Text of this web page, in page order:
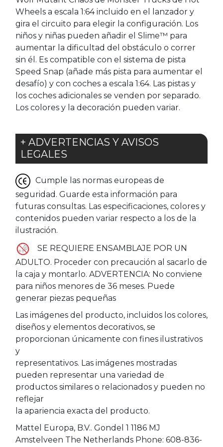
Wheels a escala 1:64 incluido en el lanzador y
gira el circuito para elegir la configuración. Los
niños y niñas pueden añadir el Slime™ para
aumentar la dificultad del obstáculo o correr
sin él. Es compatible con el sistema de pista
Speed Snap (añade más pista para aumentar el
desafío) y con coches a escala 1:64. Las pistas y
los coches adicionales se venden por separado.
Los colores y la decoración pueden variar.
+ ADVERTENCIAS Y AVISOS
LEGALES
Cumple las normas europeas de
seguridad. Guarde esta información para
futuras consultas. Las especificaciones, colores y
contenidos pueden variar respecto a los de la
ilustración.
SE REQUIERE ENSAMBLAJE POR UN
ADULTO. Proceder con precaución al sacarlo de
la caja y montarlo. ADVERTENCIA: No conviene
para niños menores de 36 meses. Puede
generar piezas pequeñas
Las imágenes del producto, incluidos los colores,
diseños y elementos decorativos, se
proporcionan únicamente con fines ilustrativos
y
representativos. Las imágenes mostradas
pueden representar una variedad de
productos similares o relacionados y pueden no
reflejar
la apariencia exacta del producto.
Mattel Europa, B.V.. Gondel 1 1186 MJ
Amstelveen The Netherlands Phone: 608-836-